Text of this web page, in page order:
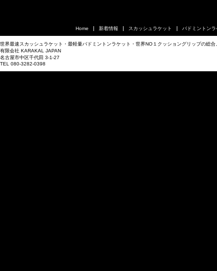
世界最速スカッシュラケット・最軽量バドミントンラケット・世界NO１クッショングリップの総
有限会社 KARAKAL JAPAN
名古屋市中区千代田 3-1-27
TEL 080-3282-0398
Home 新着情報 スカッシュラケット バドミントン